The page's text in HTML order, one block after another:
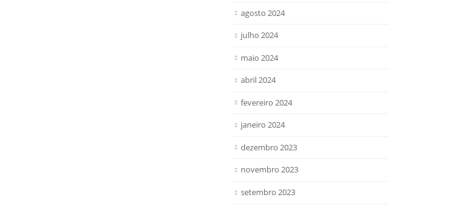
agosto 2024
julho 2024
maio 2024
abril 2024
fevereiro 2024
janeiro 2024
dezembro 2023
novembro 2023
setembro 2023